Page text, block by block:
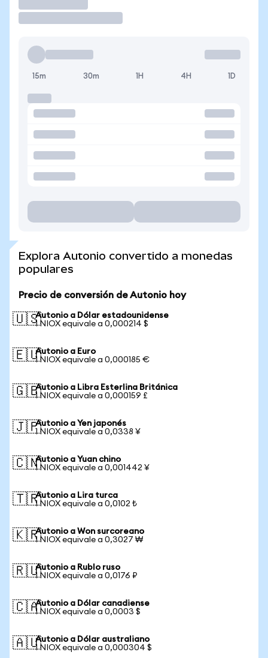
15m 30m 1H 4H 1D
Explora Autonio convertido a monedas
populares
Precio de conversión de Autonio hoy
🇺🇸Autonio a Dólar estadounidense
1 NIOX equivale a 0,000214 $
🇪🇺Autonio a Euro
1 NIOX equivale a 0,000185 €
🇬🇧Autonio a Libra Esterlina Británica
1 NIOX equivale a 0,000159 £
🇯🇵Autonio a Yen japonés
1 NIOX equivale a 0,0338 ¥
🇨🇳Autonio a Yuan chino
1 NIOX equivale a 0,001442 ¥
🇹🇷Autonio a Lira turca
1 NIOX equivale a 0,0102 ₺
🇰🇷Autonio a Won surcoreano
1 NIOX equivale a 0,3027 ₩
🇷🇺Autonio a Rublo ruso
1 NIOX equivale a 0,0176 ₽
🇨🇦Autonio a Dólar canadiense
1 NIOX equivale a 0,0003 $
🇦🇺Autonio a Dólar australiano
1 NIOX equivale a 0,000304 $